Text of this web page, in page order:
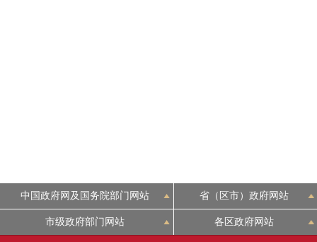
中国政府网及国务院部门网站 省（区市）政府网站
市级政府部门网站 各区政府网站